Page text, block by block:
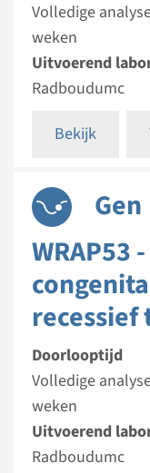
Volledige
weken
Uitvoerend
Radboudumc
Bekijk
Gen
WRAP53
recessief
Doorlooptijd
Volledige
weken
Uitvoerend
Radboudumc